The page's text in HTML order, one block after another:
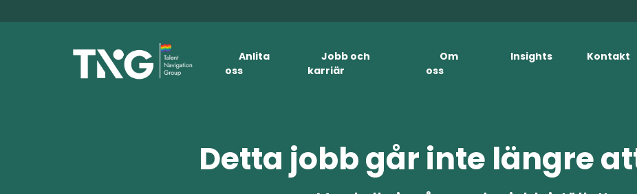
Anlita
oss
Jobb och
karriär
Om
oss
Insights Kontakt
Detta jobb går inte längre